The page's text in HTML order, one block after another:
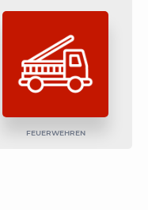
FEUERWEHREN